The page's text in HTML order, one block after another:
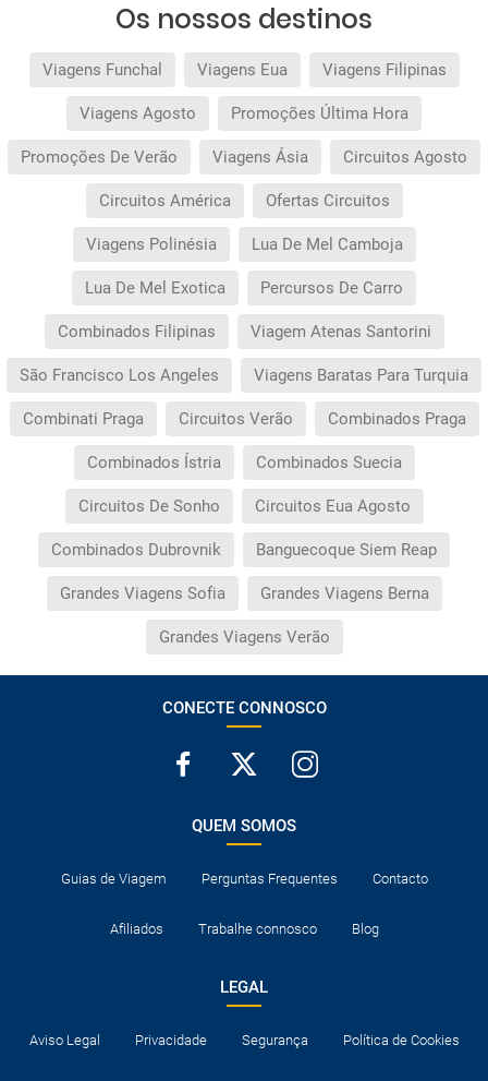
Os nossos destinos
Viagens Funchal Viagens Eua Viagens Filipinas
Viagens Agosto Promoções Última Hora
Promoções De Verão Viagens Ásia Circuitos Agosto
Circuitos América Ofertas Circuitos
Viagens Polinésia Lua De Mel Camboja
Lua De Mel Exotica Percursos De Carro
Combinados Filipinas Viagem Atenas Santorini
São Francisco Los Angeles Viagens Baratas Para Turquia
Combinati Praga Circuitos Verão Combinados Praga
Combinados Ístria Combinados Suecia
Circuitos De Sonho Circuitos Eua Agosto
Combinados Dubrovnik Banguecoque Siem Reap
Grandes Viagens Sofia Grandes Viagens Berna
Grandes Viagens Verão
CONECTE CONNOSCO
QUEM SOMOS
Guias de Viagem Perguntas Frequentes Contacto
Afiliados Trabalhe connosco Blog
LEGAL
Aviso Legal Privacidade Segurança Política de Cookies